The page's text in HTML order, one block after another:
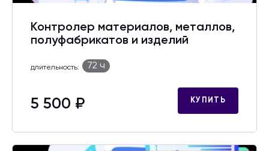
Контролер материалов, металлов,
полуфабрикатов и изделий
длительность: 72 ч
5 500 ₽ КУПИТЬ